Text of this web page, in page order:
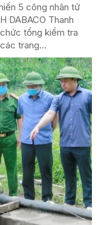
5 công nhân tử
DABACO Thanh
tổng kiểm tra
trang...